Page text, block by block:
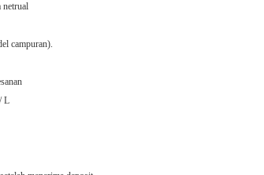
netrual
campuran).
L